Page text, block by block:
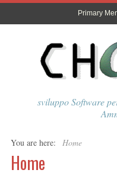
Primary
sviluppo Software
You are here: Home
Home